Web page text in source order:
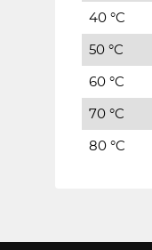
40 °C
50 °C
60 °C
70 °C
80 °C